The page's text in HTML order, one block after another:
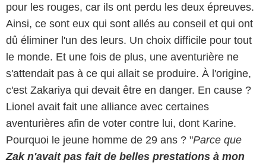
pour les rouges, car ils ont perdu les deux épreuves.
Ainsi, ce sont eux qui sont allés au conseil et qui ont
dû éliminer l'un des leurs. Un choix difficile pour tout
le monde. Et une fois de plus, une aventurière ne
s'attendait pas à ce qui allait se produire. À l'origine,
c'est Zakariya qui devait être en danger. En cause ?
Lionel avait fait une alliance avec certaines
aventurières afin de voter contre lui, dont Karine.
Pourquoi le jeune homme de 29 ans ? "Parce que
Zak n'avait pas fait de belles prestations à mon